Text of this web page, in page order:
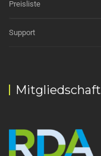
Preisliste
Support
Mitgliedschaft